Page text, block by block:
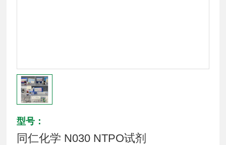
型号：
同仁化学 N030 NTPO试剂